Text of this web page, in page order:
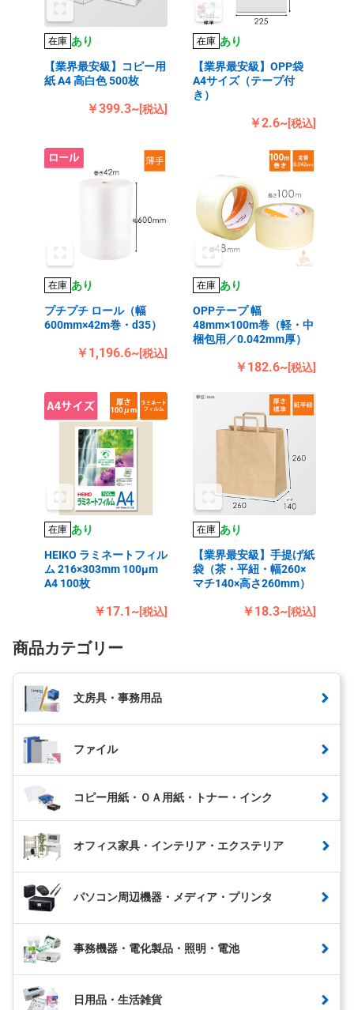
在庫 あり
【業界最安級】コピー用
紙 A4 高白色 500枚
￥399.3~[税込]
在庫 あり
【業界最安級】OPP袋
A4サイズ（テープ付
き）
￥2.6~[税込]
在庫 あり
プチプチ ロール（幅
600mm×42m巻・d35）
￥1,196.6~[税込]
在庫 あり
OPPテープ 幅
48mm×100m巻（軽・中
梱包用／0.042mm厚）
￥182.6~[税込]
在庫 あり
HEIKO ラミネートフィル
ム 216×303mm 100μm
A4 100枚
￥17.1~[税込]
在庫 あり
【業界最安級】手提げ紙
袋（茶・平紐・幅260×
マチ140×高さ260mm）
￥18.3~[税込]
商品カテゴリー
文房具・事務用品
ファイル
コピー用紙・ＯＡ用紙・トナー・インク
オフィス家具・インテリア・エクステリア
パソコン周辺機器・メディア・プリンタ
事務機器・電化製品・照明・電池
日用品・生活雑貨